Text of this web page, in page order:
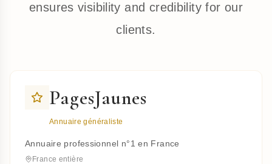
ensures visibility and credibility for our
clients.
PagesJaunes
Annuaire généraliste
Annuaire professionnel n°1 en France
France entière